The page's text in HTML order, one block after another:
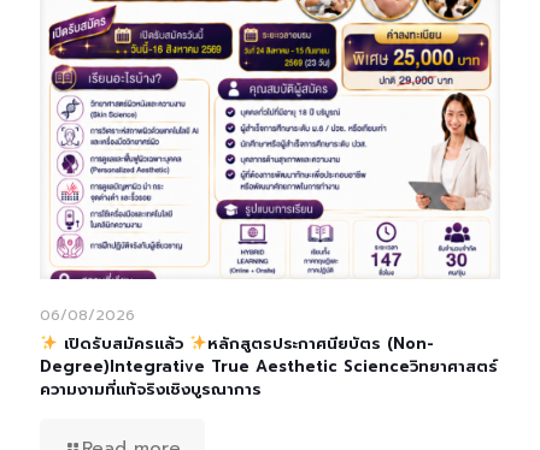
06/08/2026
เปิดรับสมัครแล้ว
หลักสูตรประกาศนียบัตร (Non-
Degree)Integrative True Aesthetic Scienceวิทยาศาสตร์
ความงามที่แท้จริงเชิงบูรณาการ